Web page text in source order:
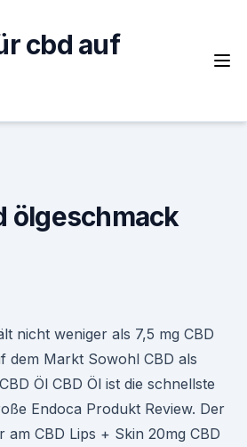
cbd auf
ölgeschmack
nicht weniger als 7,5 mg CBD
dem Markt Sowohl CBD als
Öl CBD Öl ist die schnellste
Endoca Produkt Review. Der
am CBD Lips + Skin 20mg CBD